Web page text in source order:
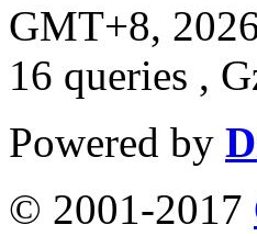
GMT+8,
16 queries ,
Powered by
© 2001-2017